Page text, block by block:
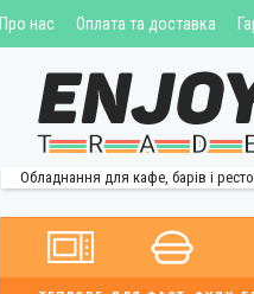
Про нас Оплата та доставка
Обладнання для кафе, барів і